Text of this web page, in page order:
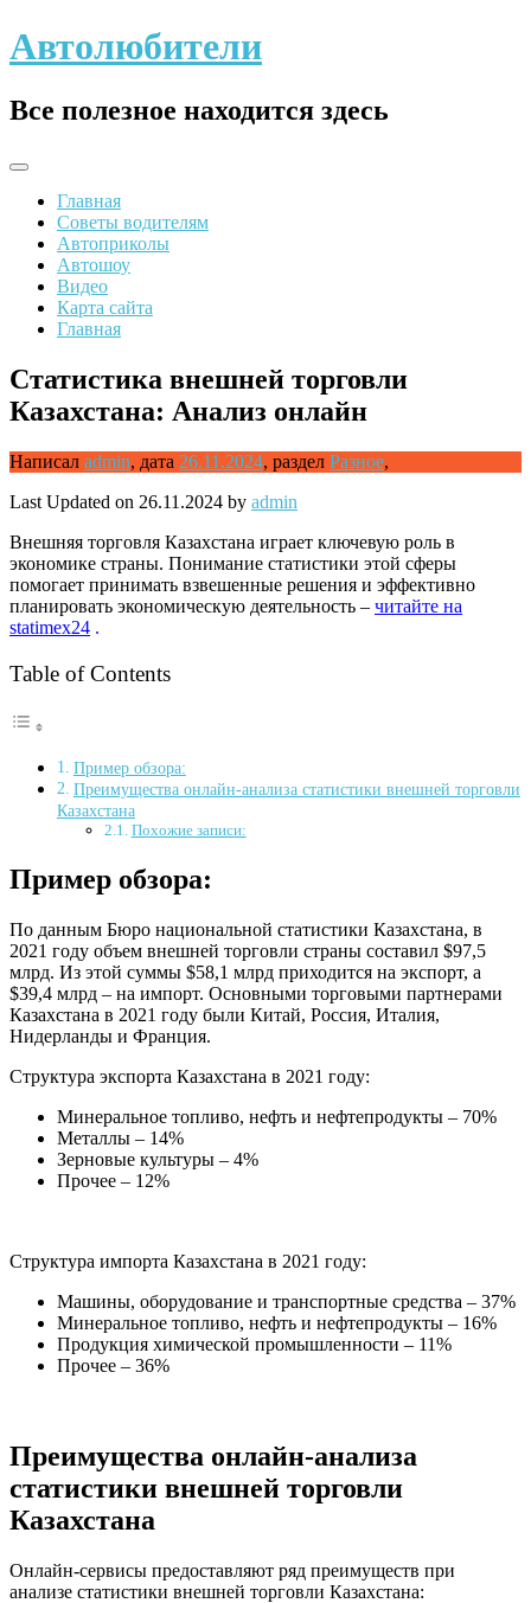
Skip
to
Автолюбители
Все полезное находится здесь
Главная
Советы водителям
Автоприколы
Автошоу
Видео
Карта сайта
Главная
Статистика внешней торговли
Казахстана: Анализ онлайн
Написал admin, дата 26.11.2024, раздел Разное,
Last Updated on 26.11.2024 by admin
Внешняя торговля Казахстана играет ключевую роль в
экономике страны. Понимание статистики этой сферы
помогает принимать взвешенные решения и эффективно
планировать экономическую деятельность – читайте на
statimex24 .
Table of Contents
Пример обзора:
Преимущества онлайн-анализа статистики внешней торговли
Казахстана
Похожие записи:
Пример обзора:
По данным Бюро национальной статистики Казахстана, в
2021 году объем внешней торговли страны составил $97,5
млрд. Из этой суммы $58,1 млрд приходится на экспорт, а
$39,4 млрд – на импорт. Основными торговыми партнерами
Казахстана в 2021 году были Китай, Россия, Италия,
Нидерланды и Франция.
Структура экспорта Казахстана в 2021 году:
Минеральное топливо, нефть и нефтепродукты – 70%
Металлы – 14%
Зерновые культуры – 4%
Прочее – 12%
Структура импорта Казахстана в 2021 году:
Машины, оборудование и транспортные средства – 37%
Минеральное топливо, нефть и нефтепродукты – 16%
Продукция химической промышленности – 11%
Прочее – 36%
Преимущества онлайн-анализа
статистики внешней торговли
Казахстана
Онлайн-сервисы предоставляют ряд преимуществ при
анализе статистики внешней торговли Казахстана: